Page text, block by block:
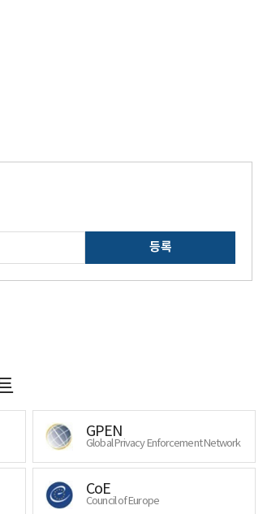
등록
GPEN
Global Privacy Enforcement Network
CoE
Council of Europe